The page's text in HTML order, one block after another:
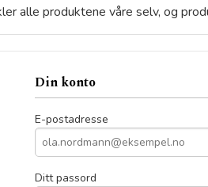
alle produktene våre selv, og
Din konto
E-postadresse
Ditt passord